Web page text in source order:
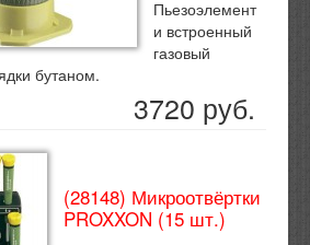
Пьезоэлемент
и встроенный
газовый
бутаном.
3720 руб.
(28148) Микроотвёртки
PROXXON (15 шт.)